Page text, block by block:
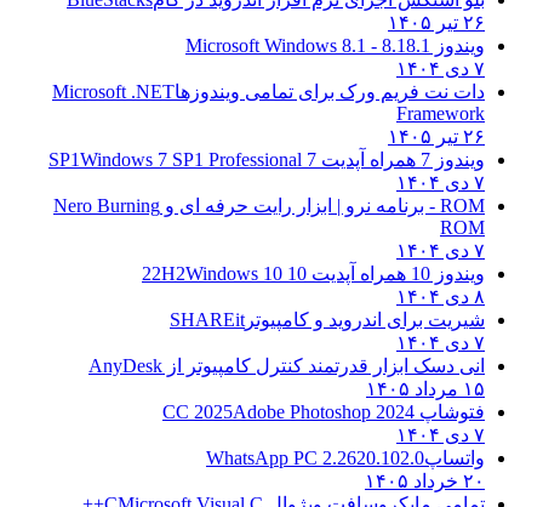
۲۶ تیر ۱۴۰۵
ویندوز 8.1
8.1 - Microsoft Windows 8.1
۷ دی ۱۴۰۴
دات نت فریم ورک برای تمامی ویندوزهاMicrosoft .NET
Framework
۲۶ تیر ۱۴۰۵
ویندوز 7 همراه آپدیت 7 SP1
Windows 7 SP1 Professional
۷ دی ۱۴۰۴
ROM - برنامه نرو | ابزار رایت حرفه ای و
Nero Burning
ROM
۷ دی ۱۴۰۴
ویندوز 10 همراه آپدیت 10 22H2
Windows 10
۸ دی ۱۴۰۴
شیریت برای اندروید و کامپیوتر SHAREit
۷ دی ۱۴۰۴
انی دسک ابزار قدرتمند کنترل کامپیوتر از AnyDesk
۱۵ مرداد ۱۴۰۵
فتوشاپ CC 2025 Adobe Photoshop 2024
۷ دی ۱۴۰۴
واتساپWhatsApp PC 2.2620.102.0
۲۰ خرداد ۱۴۰۵